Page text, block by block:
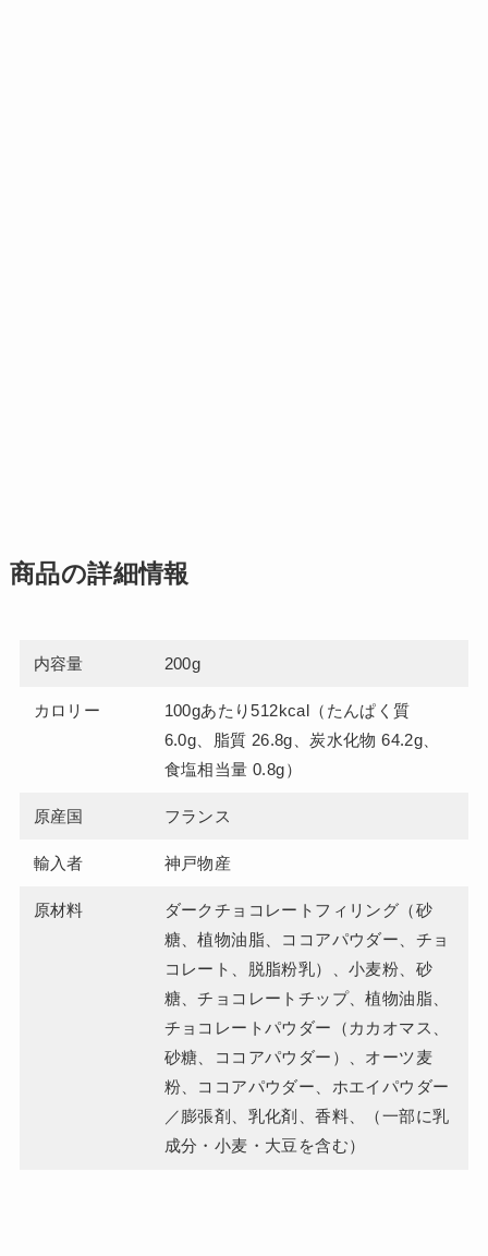
商品の詳細情報
内容量 200g
カロリー
100gあたり512kcal（たんぱく質
6.0g、脂質 26.8g、炭水化物 64.2g、
食塩相当量 0.8g）
原産国 フランス
輸入者 神戸物産
原材料
ダークチョコレートフィリング（砂
糖、植物油脂、ココアパウダー、チョ
コレート、脱脂粉乳）、小麦粉、砂
糖、チョコレートチップ、植物油脂、
チョコレートパウダー（カカオマス、
砂糖、ココアパウダー）、オーツ麦
粉、ココアパウダー、ホエイパウダー
／膨張剤、乳化剤、香料、（一部に乳
成分・小麦・大豆を含む）